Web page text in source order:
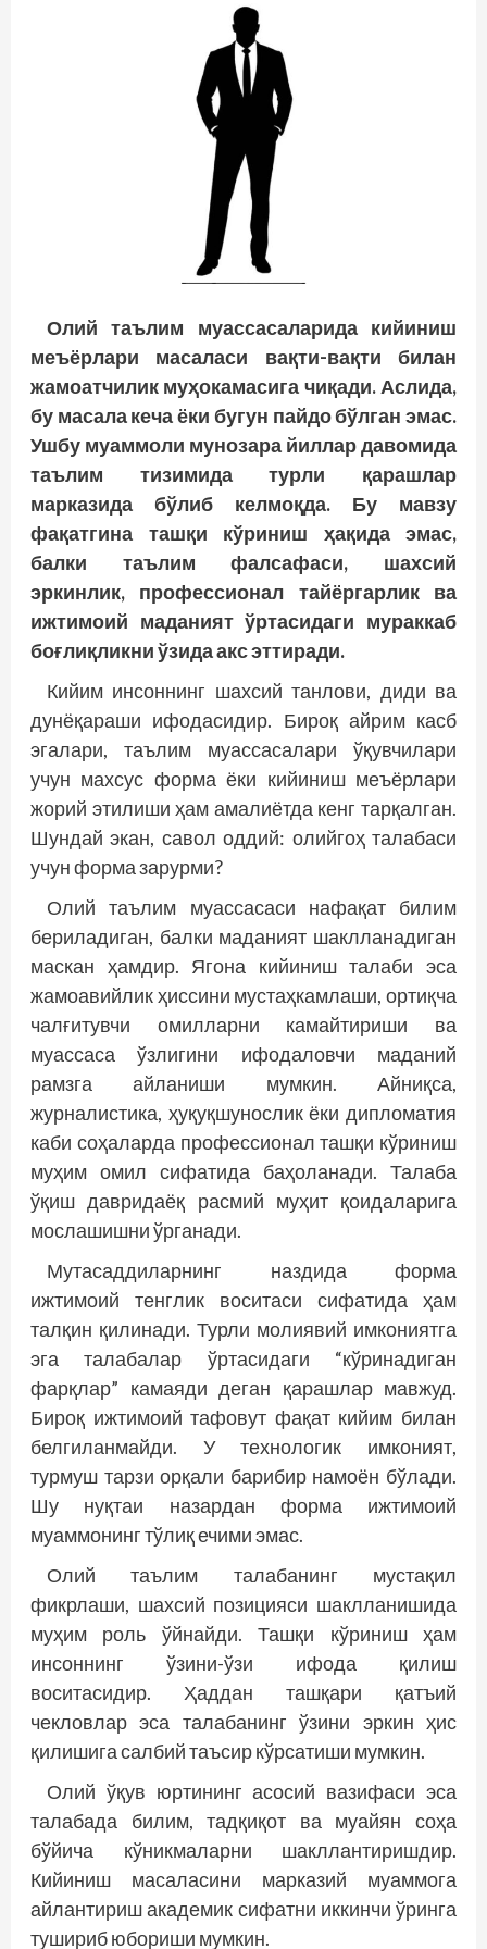
Олий таълим муассасаларида кийиниш
меъёрлари масаласи вақти-вақти билан
жамоатчилик муҳокамасига чиқади. Аслида,
бу масала кеча ёки бугун пайдо бўлган эмас.
Ушбу муаммоли мунозара йиллар давомида
таълим тизимида турли қарашлар
марказида бўлиб келмоқда. Бу мавзу
фақатгина ташқи кўриниш ҳақида эмас,
балки таълим фалсафаси, шахсий
эркинлик, профессионал тайёргарлик ва
ижтимоий маданият ўртасидаги мураккаб
боғлиқликни ўзида акс эттиради.
Кийим инсоннинг шахсий танлови, диди ва
дунёқараши ифодасидир. Бироқ айрим касб
эгалари, таълим муассасалари ўқувчилари
учун махсус форма ёки кийиниш меъёрлари
жорий этилиши ҳам амалиётда кенг тарқалган.
Шундай экан, савол оддий: олийгоҳ талабаси
учун форма зарурми?
Олий таълим муассасаси нафақат билим
бериладиган, балки маданият шаклланадиган
маскан ҳамдир. Ягона кийиниш талаби эса
жамоавийлик ҳиссини мустаҳкамлаши, ортиқча
чалғитувчи омилларни камайтириши ва
муассаса ўзлигини ифодаловчи маданий
рамзга айланиши мумкин. Айниқса,
журналистика, ҳуқуқшунослик ёки дипломатия
каби соҳаларда профессионал ташқи кўриниш
муҳим омил сифатида баҳоланади. Талаба
ўқиш давридаёқ расмий муҳит қоидаларига
мослашишни ўрганади.
Мутасаддиларнинг наздида форма
ижтимоий тенглик воситаси сифатида ҳам
талқин қилинади. Турли молиявий имкониятга
эга талабалар ўртасидаги “кўринадиган
фарқлар” камаяди деган қарашлар мавжуд.
Бироқ ижтимоий тафовут фақат кийим билан
белгиланмайди. У технологик имконият,
турмуш тарзи орқали барибир намоён бўлади.
Шу нуқтаи назардан форма ижтимоий
муаммонинг тўлиқ ечими эмас.
Олий таълим талабанинг мустақил
фикрлаши, шахсий позицияси шаклланишида
муҳим роль ўйнайди. Ташқи кўриниш ҳам
инсоннинг ўзини-ўзи ифода қилиш
воситасидир. Ҳаддан ташқари қатъий
чекловлар эса талабанинг ўзини эркин ҳис
қилишига салбий таъсир кўрсатиши мумкин.
Олий ўқув юртининг асосий вазифаси эса
талабада билим, тадқиқот ва муайян соҳа
бўйича кўникмаларни шакллантиришдир.
Кийиниш масаласини марказий муаммога
айлантириш академик сифатни иккинчи ўринга
тушириб юбориши мумкин.